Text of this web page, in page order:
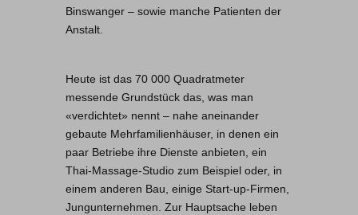
Binswanger – sowie manche Patienten der
Anstalt.
Heute ist das 70 000 Quadratmeter
messende Grundstück das, was man
«verdichtet» nennt – nahe aneinander
gebaute Mehrfamilienhäuser, in denen ein
paar Betriebe ihre Dienste anbieten, ein
Thai-Massage-Studio zum Beispiel oder, in
einem anderen Bau, einige Start-up-Firmen,
Jungunternehmen. Zur Hauptsache leben